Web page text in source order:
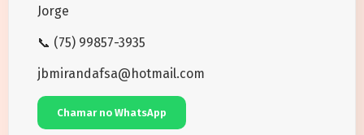
Jorge
📞 (75) 99857-3935
jbmirandafsa@hotmail.com
Chamar no WhatsApp